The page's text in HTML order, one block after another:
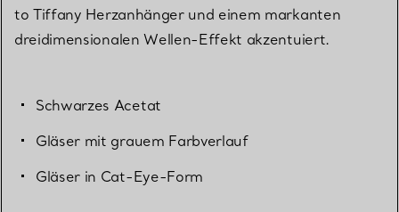
to Tiffany Herzanhänger und einem markanten
dreidimensionalen Wellen-Effekt akzentuiert.
Schwarzes Acetat
Gläser mit grauem Farbverlauf
Gläser in Cat-Eye-Form